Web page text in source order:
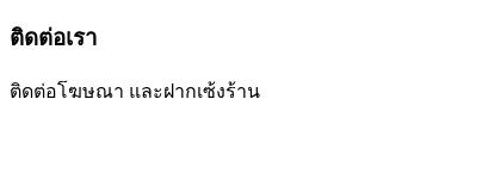
ติดต่อเรา
ติดต่อโฆษณา และฝากเซ้งร้าน